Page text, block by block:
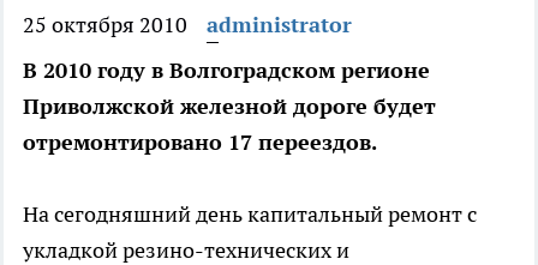
25 октября 2010
administrator
В 2010 году в Волгоградском регионе
Приволжской железной дороге будет
отремонтировано 17 переездов.
На сегодняшний день капитальный ремонт с
укладкой резино-технических и